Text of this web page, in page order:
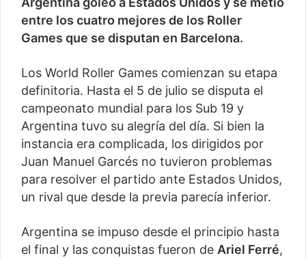
entre los cuatro mejores de los Roller
Games que se disputan en Barcelona.
Los World Roller Games comienzan su etapa
definitoria. Hasta el 5 de julio se disputa el
campeonato mundial para los Sub 19 y
Argentina tuvo su alegría del día. Si bien la
instancia era complicada, los dirigidos por
Juan Manuel Garcés no tuvieron problemas
para resolver el partido ante Estados Unidos,
un rival que desde la previa parecía inferior.
Argentina se impuso desde el principio hasta
el final y las conquistas fueron de Ariel Ferré,